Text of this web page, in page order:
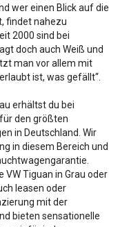
wer einen Blick auf die
findet nahezu
2000 sind bei
doch auch Weiß und
man vor allem mit
ist, was gefällt“.
erhältst du bei
den größten
in Deutschland. Wir
in diesem Bereich und
Tiguan in Grau oder
leasen oder
mit der
bieten sensationelle